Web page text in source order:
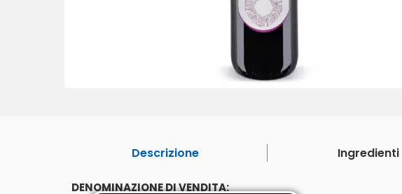
Descrizione Ingredienti
DENOMINAZIONE DI VENDITA: